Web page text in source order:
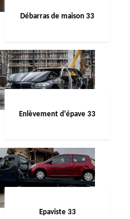
Débarras de maison 33
Enlèvement d'épave 33
Epaviste 33